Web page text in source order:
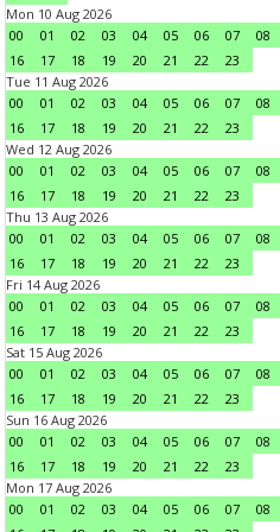
Mon 10 Aug 2026
00
01 02 03 04 05 06 07 08
16
17 18 19 20 21 22
23
Tue 11 Aug 2026
00
01 02 03 04 05 06 07 08
16
17 18 19 20 21 22
23
Wed 12 Aug 2026
00
01 02 03 04 05 06 07 08
16
17 18 19 20 21 22
23
Thu 13 Aug 2026
00
01 02 03 04 05 06 07 08
16
17 18 19 20 21 22
23
Fri 14 Aug 2026
00
01 02 03 04 05 06 07 08
16
17 18 19 20 21 22
23
Sat 15 Aug 2026
00
01 02 03 04 05 06 07 08
16
17 18 19 20 21 22
23
Sun 16 Aug 2026
00
01 02 03 04 05 06 07 08
16
17 18 19 20 21 22
23
Mon 17 Aug 2026
00
01 02 03 04 05 06 07 08